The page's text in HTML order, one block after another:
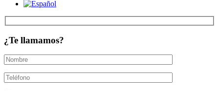
¿Te llamamos?